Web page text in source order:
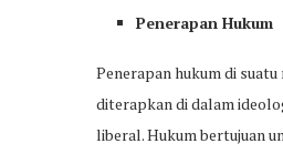
Penerapan Hukum
Penerapan hukum di
diterapkan di dalam
liberal. Hukum bertujuan